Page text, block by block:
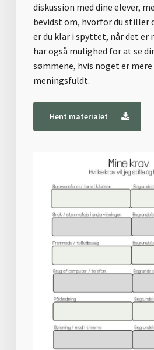
diskussion med dine elever,
bevidst om, hvorfor du stiller
er du klar i spyttet, når det er
har også mulighed for at se
sømmene, hvis noget er mere
meningsfuldt.
Hent materialet